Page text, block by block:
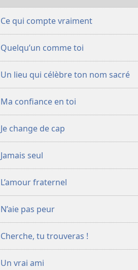
Ce qui compte vraiment
Quelqu’un comme toi
Un lieu qui célèbre ton nom sacré
Ma confiance en toi
Je change de cap
Jamais seul
L’amour fraternel
N’aie pas peur
Cherche, tu trouveras !
Un vrai ami